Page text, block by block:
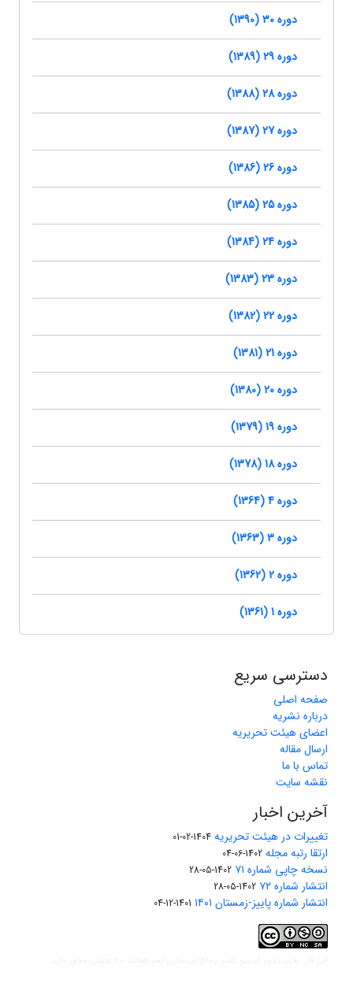
دوره 30 (1390)
دوره 29 (1389)
دوره 28 (1388)
دوره 27 (1387)
دوره 26 (1386)
دوره 25 (1385)
دوره 24 (1384)
دوره 23 (1383)
دوره 22 (1382)
دوره 21 (1381)
دوره 20 (1380)
دوره 19 (1379)
دوره 18 (1378)
دوره 4 (1364)
دوره 3 (1363)
دوره 2 (1362)
دوره 1 (1361)
دسترسی سریع
صفحه اصلی
درباره نشریه
اعضای هیئت تحریریه
ارسال مقاله
تماس با ما
نقشه سایت
آخرین اخبار
تغییرات در هیئت تحریریه 1404-02-01
ارتقا رتبه مجله 1402-06-04
نسخه چاپی شماره ۷۱ 1402-05-28
انتشار شماره ۷۲ 1402-05-28
انتشار شماره پاییز-زمستان ۱۴۰۱ 1401-12-04